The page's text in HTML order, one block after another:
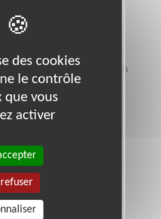
Franck NANTES
à 12h30 et de 14h à 17h
:
des cookies
le contrôle
que vous
activer